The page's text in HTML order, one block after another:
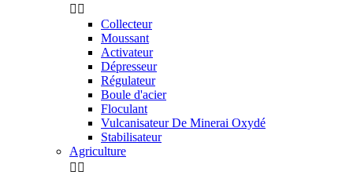
 
Collecteur
Moussant
Activateur
Dépresseur
Régulateur
Boule d'acier
Floculant
Vulcanisateur De Minerai Oxydé
Stabilisateur
Agriculture
 